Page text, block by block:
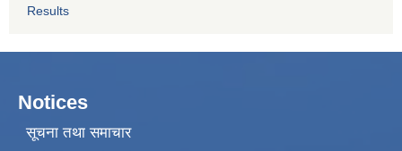
Results
Notices
सूचना तथा समाचार